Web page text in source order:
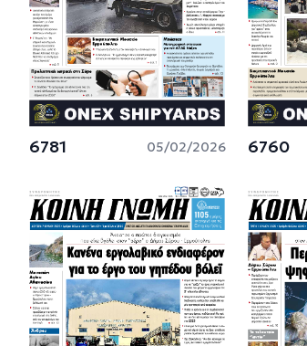
6781 05/02/2026 6760